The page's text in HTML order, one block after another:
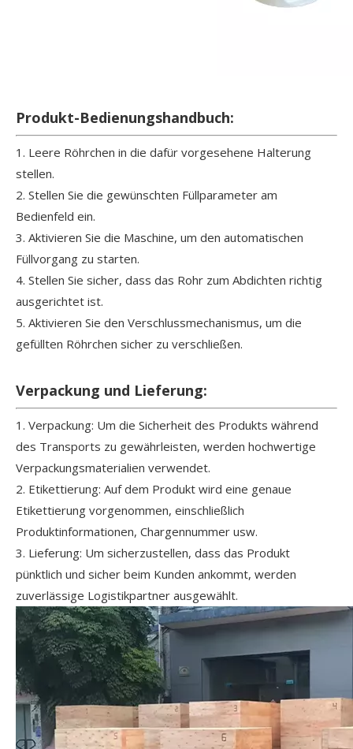
Produkt-Bedienungshandbuch:
1. Leere Röhrchen in die dafür vorgesehene Halterung
stellen.
2. Stellen Sie die gewünschten Füllparameter am
Bedienfeld ein.
3. Aktivieren Sie die Maschine, um den automatischen
Füllvorgang zu starten.
4. Stellen Sie sicher, dass das Rohr zum Abdichten richtig
ausgerichtet ist.
5. Aktivieren Sie den Verschlussmechanismus, um die
gefüllten Röhrchen sicher zu verschließen.
Verpackung und Lieferung:
1. Verpackung: Um die Sicherheit des Produkts während
des Transports zu gewährleisten, werden hochwertige
Verpackungsmaterialien verwendet.
2. Etikettierung: Auf dem Produkt wird eine genaue
Etikettierung vorgenommen, einschließlich
Produktinformationen, Chargennummer usw.
3. Lieferung: Um sicherzustellen, dass das Produkt
pünktlich und sicher beim Kunden ankommt, werden
zuverlässige Logistikpartner ausgewählt.